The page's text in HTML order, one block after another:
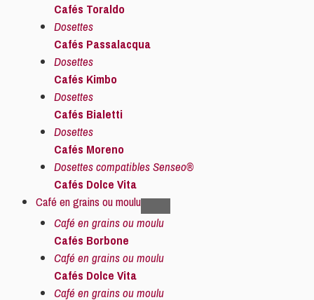
Cafés Toraldo
Dosettes
Cafés Passalacqua
Dosettes
Cafés Kimbo
Dosettes
Cafés Bialetti
Dosettes
Cafés Moreno
Dosettes compatibles Senseo®
Cafés Dolce Vita
Café en grains ou moulu
Café en grains ou moulu
Cafés Borbone
Café en grains ou moulu
Cafés Dolce Vita
Café en grains ou moulu